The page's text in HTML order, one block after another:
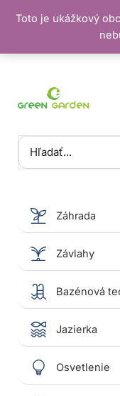
Toto je ukážkový
Vyhľadať:
Záhrada
Závlahy
Bazénová
Jazierka
Osvetlenie